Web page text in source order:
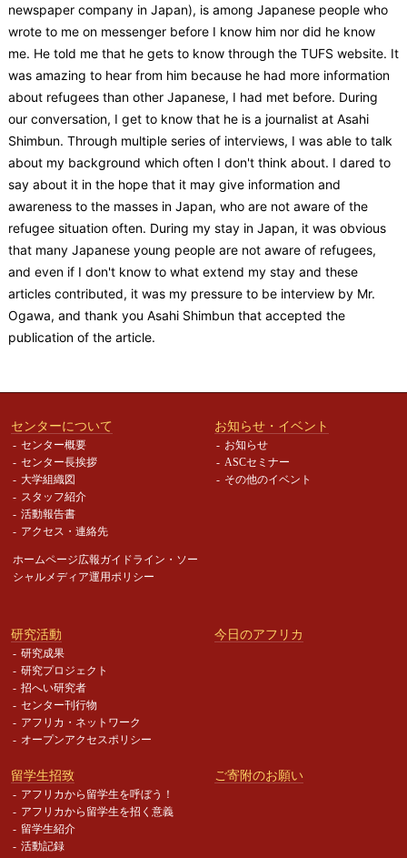
newspaper company in Japan), is among Japanese people who
wrote to me on messenger before I know him nor did he know
me. He told me that he gets to know through the TUFS website. It
was amazing to hear from him because he had more information
about refugees than other Japanese, I had met before. During
our conversation, I get to know that he is a journalist at Asahi
Shimbun. Through multiple series of interviews, I was able to talk
about my background which often I don't think about. I dared to
say about it in the hope that it may give information and
awareness to the masses in Japan, who are not aware of the
refugee situation often. During my stay in Japan, it was obvious
that many Japanese young people are not aware of refugees,
and even if I don't know to what extend my stay and these
articles contributed, it was my pressure to be interview by Mr.
Ogawa, and thank you Asahi Shimbun that accepted the
publication of the article.
センターについて
センター概要
センター長挨拶
大学組織図
スタッフ紹介
活動報告書
アクセス・連絡先
ホームページ広報ガイドライン・ ソー
シャルメディア運用ポリシー
お知らせ・イベント
お知らせ
ASCセミナー
その他のイベント
研究活動
研究成果
研究プロジェクト
招へい研究者
センター刊行物
アフリカ・ネットワーク
オープンアクセスポリシー
今日のアフリカ
留学生招致
アフリカから留学生を呼ぼう！
アフリカから留学生を招く意義
留学生紹介
活動記録
ご寄附のお願い